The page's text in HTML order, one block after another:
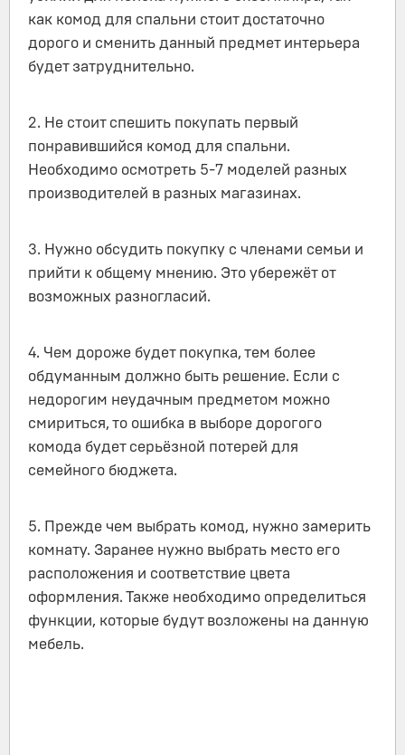
как комод для спальни стоит достаточно
дорого и сменить данный предмет интерьера
будет затруднительно.
2. Не стоит спешить покупать первый
понравившийся комод для спальни.
Необходимо осмотреть 5-7 моделей разных
производителей в разных магазинах.
3. Нужно обсудить покупку с членами семьи и
прийти к общему мнению. Это убережёт от
возможных разногласий.
4. Чем дороже будет покупка, тем более
обдуманным должно быть решение. Если с
недорогим неудачным предметом можно
смириться, то ошибка в выборе дорогого
комода будет серьёзной потерей для
семейного бюджета.
5. Прежде чем выбрать комод, нужно замерить
комнату. Заранее нужно выбрать место его
расположения и соответствие цвета
оформления. Также необходимо определиться
функции, которые будут возложены на данную
мебель.